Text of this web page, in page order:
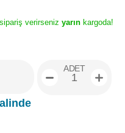
verirseniz yarın kargoda!
ADET